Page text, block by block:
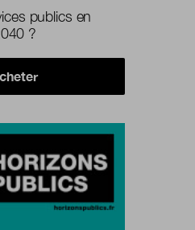
publics en
?